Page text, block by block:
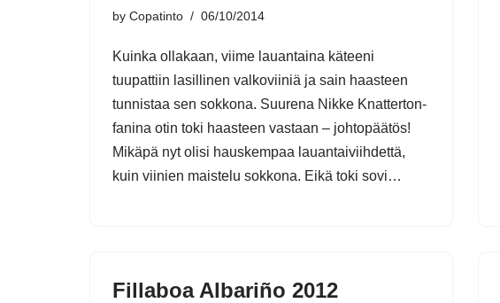
by Copatinto 06/10/2014
Kuinka ollakaan, viime lauantaina käteeni
tuupattiin lasillinen valkoviiniä ja sain haasteen
tunnistaa sen sokkona. Suurena Nikke Knatterton-
fanina otin toki haasteen vastaan – johtopäätös!
Mikäpä nyt olisi hauskempaa lauantaiviihdettä,
kuin viinien maistelu sokkona. Eikä toki sovi…
Fillaboa Albariño 2012